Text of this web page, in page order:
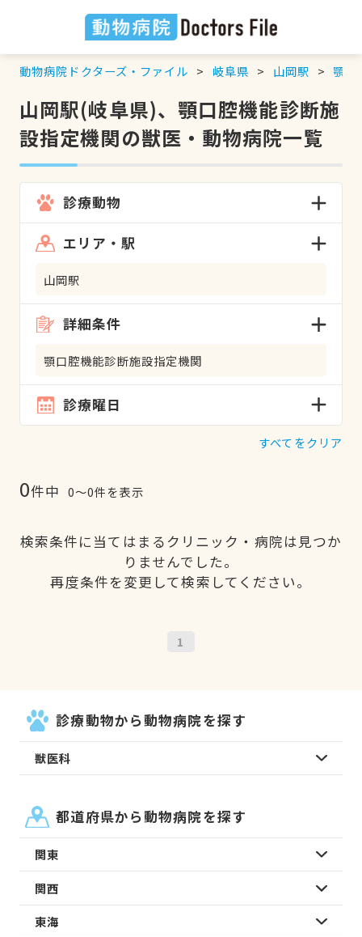
動物病院ドクターズ・ファイル 岐阜県 山岡駅 顎口
山岡駅(岐阜県)、顎口腔機能診断施
設指定機関の獣医・動物病院一覧
診療動物
エリア・駅
山岡駅
詳細条件
顎口腔機能診断施設指定機関
診療曜日
すべてをクリア
0件中 0〜0件を表示
検索条件に当てはまるクリニック・病院は見つか
りませんでした。
再度条件を変更して検索してください。
1
診療動物から動物病院を探す
獣医科
都道府県から動物病院を探す
関東
関西
東海